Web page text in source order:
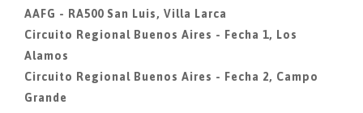
AAFG - RA500 San Luis, Villa Larca
Circuito Regional Buenos Aires - Fecha 1, Los
Alamos
Circuito Regional Buenos Aires - Fecha 2, Campo
Grande